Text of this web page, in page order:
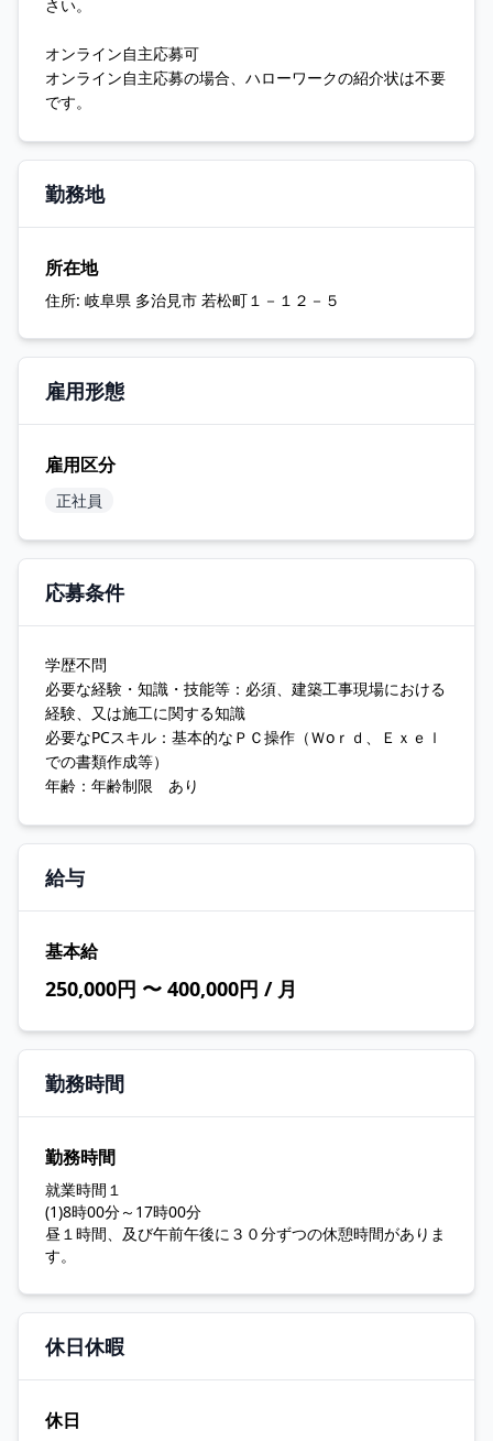
さい。
オンライン自主応募可
オンライン自主応募の場合、ハローワークの紹介状は不要
です。
勤務地
所在地
住所: 岐阜県 多治見市 若松町１－１２－５
雇用形態
雇用区分
正社員
応募条件
学歴不問
必要な経験・知識・技能等：必須、建築工事現場における
経験、又は施工に関する知識
必要なPCスキル：基本的なＰＣ操作（Ｗоｒｄ、Ｅｘｅｌ
での書類作成等）
年齢：年齢制限 あり
給与
基本給
250,000円 〜 400,000円 / 月
勤務時間
勤務時間
就業時間１
(1)8時00分～17時00分
昼１時間、及び午前午後に３０分ずつの休憩時間がありま
す。
休日休暇
休日